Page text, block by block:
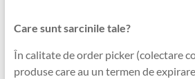
Care sunt sarcinile tale?
În calitate de order picker (colectare
produse care au un termen de